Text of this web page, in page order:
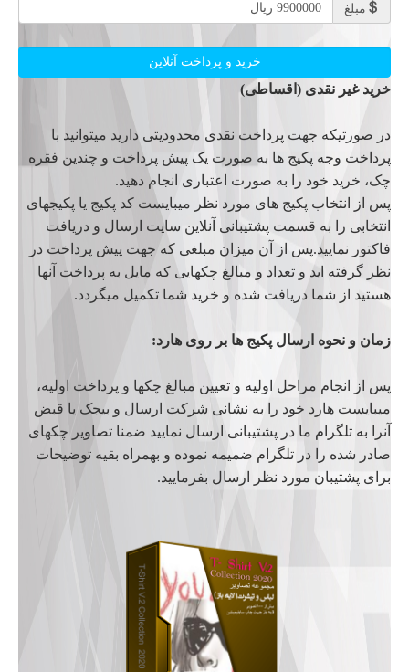
مبلغ 9900000 ریال
خرید غیر نقدی (اقساطی)
در صورتیکه جهت پرداخت نقدی محدودیتی دارید میتوانید با
پرداخت وجه پکیج ها به صورت یک پیش پرداخت و چندین فقره
چک، خرید خود را به صورت اعتباری انجام دهید.
پس از انتخاب پکیج های مورد نظر میبایست کد پکیج یا پکیجهای
انتخابی را به قسمت پشتیبانی آنلاین سایت ارسال و دریافت
فاکتور نمایید.پس از آن میزان مبلغی که جهت پیش پرداخت در
نظر گرفته اید و تعداد و مبالغ چکهایی که مایل به پرداخت آنها
هستید از شما دریافت شده و خرید شما تکمیل میگردد.
زمان و نحوه ارسال پکیج ها بر روی هارد:
پس از انجام مراحل اولیه و تعیین مبالغ چکها و پرداخت اولیه،
میبایست هارد خود را به نشانی شرکت ارسال و بیجک یا قبض
آنرا به تلگرام ما در پشتیبانی ارسال نمایید ضمنا تصاویر چکهای
صادر شده را در تلگرام ضمیمه نموده و بهمراه بقیه توضیحات
برای پشتیبان مورد نظر ارسال بفرمایید.